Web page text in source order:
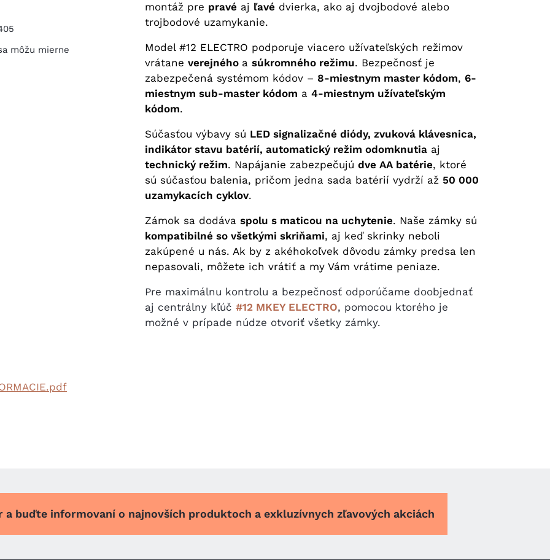
môžu mierne
montáž pre pravé aj ľavé dvierka, ako aj dvojbodové alebo
trojbodové uzamykanie.
Model #12 ELECTRO podporuje viacero užívateľských režimov
vrátane verejného a súkromného režimu. Bezpečnosť je
zabezpečená systémom kódov – 8-miestnym master kódom, 6-
miestnym sub-master kódom a 4-miestnym užívateľským
kódom.
Súčasťou výbavy sú LED signalizačné diódy, zvuková klávesnica,
indikátor stavu batérií, automatický režim odomknutiaaj
technický režim. Napájanie zabezpečujú dve AA batérie, ktoré
sú súčasťou balenia, pričom jedna sada batérií vydrží až 50 000
uzamykacích cyklov.
Zámok sa dodáva spolu s maticou na uchytenie. Naše zámky sú
kompatibilné so všetkými skriňami, aj keď skrinky neboli
zakúpené u nás. Ak by z akéhokoľvek dôvodu zámky predsa len
nepasovali, môžete ich vrátiť a my Vám vrátime peniaze.
Pre maximálnu kontrolu a bezpečnosť odporúčame doobjednať
aj centrálny kľúč #12 MKEY ELECTRO, pomocou ktorého je
možné v prípade núdze otvoriť všetky zámky.
a buďte informovaní o najnovších produktoch a exkluzívnych zľavových akciách